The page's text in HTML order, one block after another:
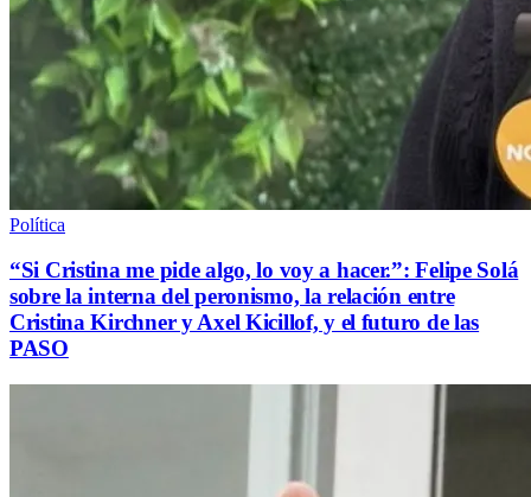
Política
“Si Cristina me pide algo, lo voy a hacer.”: Felipe Solá
sobre la interna del peronismo, la relación entre
Cristina Kirchner y Axel Kicillof, y el futuro de las
PASO